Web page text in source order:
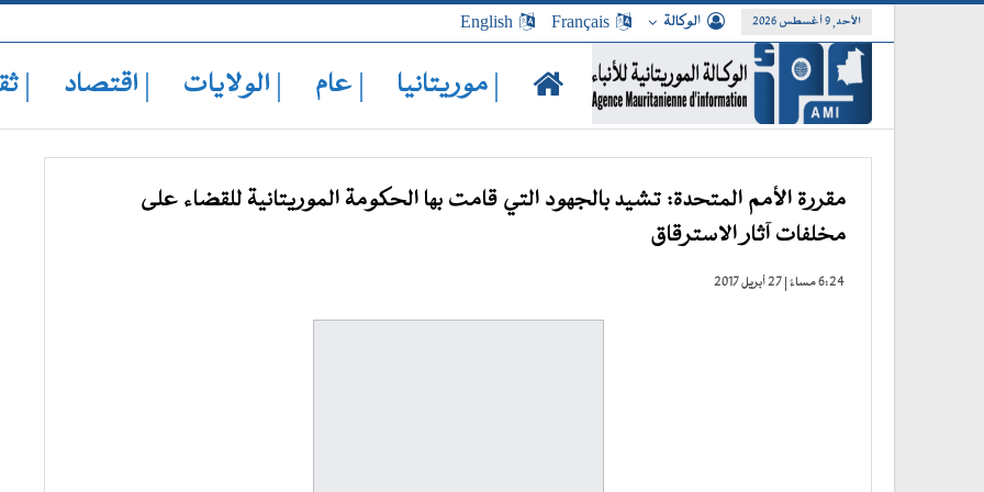
الأحد, 9 أغسطس 2026 الوكالة Français
English
| موريتانيا | عام | الولايات | اقتصاد |
مقررة الأمم المتحدة: تشيد بالجهود التي قامت بها الحكومة الموريتانية للقضاء على
مخلفات آثار الاسترقاق
6:24 مساءً | 27 أبريل 2017